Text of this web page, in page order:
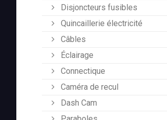
Disjoncteurs fusibles
Quincaillerie électricité
Câbles
Éclairage
Connectique
Caméra de recul
Dash Cam